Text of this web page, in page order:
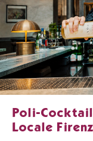
Poli-
Locale